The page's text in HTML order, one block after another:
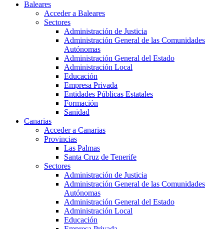
Baleares
Acceder a Baleares
Sectores
Administración de Justicia
Administración General de las Comunidades
Autónomas
Administración General del Estado
Administración Local
Educación
Empresa Privada
Entidades Públicas Estatales
Formación
Sanidad
Canarias
Acceder a Canarias
Provincias
Las Palmas
Santa Cruz de Tenerife
Sectores
Administración de Justicia
Administración General de las Comunidades
Autónomas
Administración General del Estado
Administración Local
Educación